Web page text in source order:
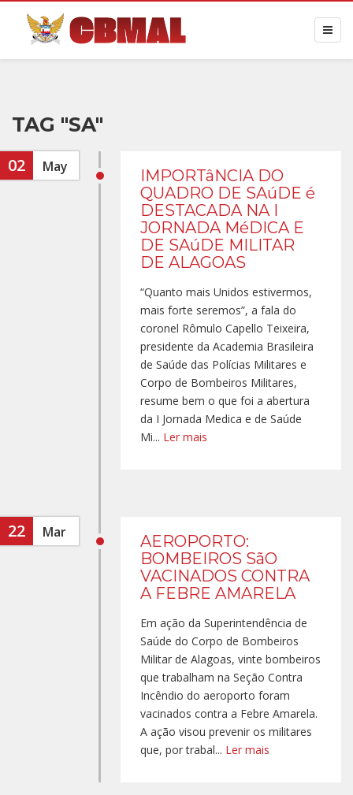
TAG "SA"
02 May
IMPORTâNCIA DO
QUADRO DE SAúDE é
DESTACADA NA I
JORNADA MéDICA E
DE SAúDE MILITAR
DE ALAGOAS
“Quanto mais Unidos estivermos,
mais forte seremos”, a fala do
coronel Rômulo Capello Teixeira,
presidente da Academia Brasileira
de Saúde das Polícias Militares e
Corpo de Bombeiros Militares,
resume bem o que foi a abertura
da I Jornada Medica e de Saúde
Mi... Ler mais
22 Mar
AEROPORTO:
BOMBEIROS SãO
VACINADOS CONTRA
A FEBRE AMARELA
Em ação da Superintendência de
Saúde do Corpo de Bombeiros
Militar de Alagoas, vinte bombeiros
que trabalham na Seção Contra
Incêndio do aeroporto foram
vacinados contra a Febre Amarela.
A ação visou prevenir os militares
que, por trabal... Ler mais